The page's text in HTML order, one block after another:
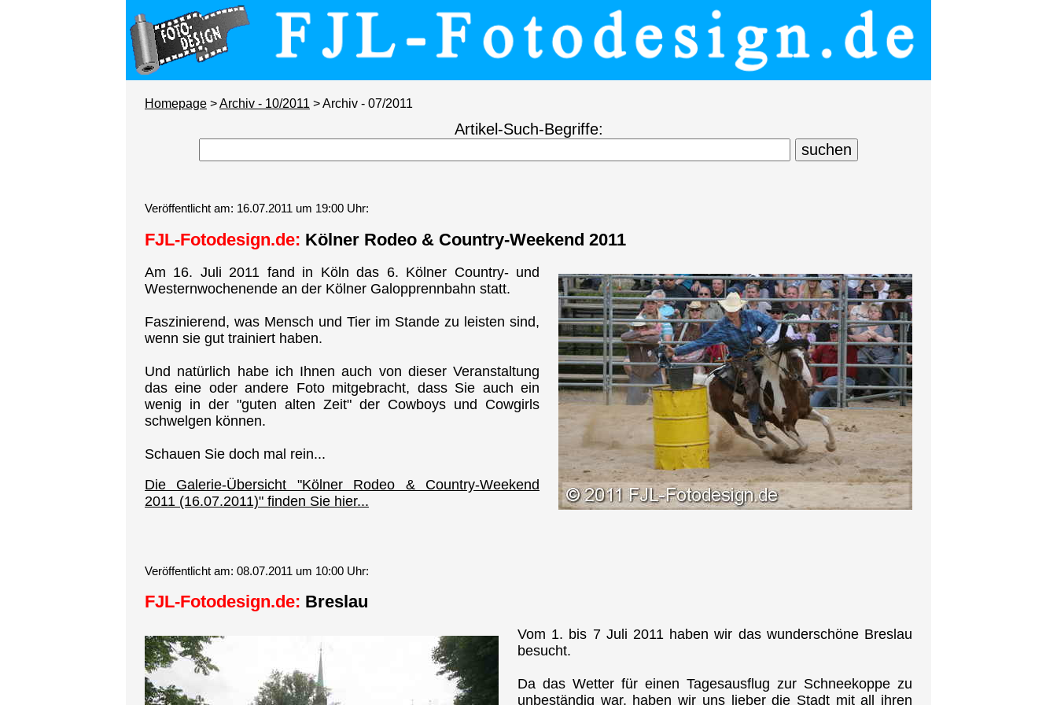
Homepage >Archiv - 10/2011 > Archiv - 07/2011
Artikel-Such-Begriffe:
Veröffentlicht am: 16.07.2011 um 19:00 Uhr:
FJL-Fotodesign.de: Kölner Rodeo & Country-Weekend 2011
Am 16. Juli 2011 fand in Köln das 6. Kölner Country- und
Westernwochenende an der Kölner Galopprennbahn statt.
Faszinierend, was Mensch und Tier im Stande zu leisten sind,
wenn sie gut trainiert haben.
Und natürlich habe ich Ihnen auch von dieser Veranstaltung
das eine oder andere Foto mitgebracht, dass Sie auch ein
wenig in der "guten alten Zeit" der Cowboys und Cowgirls
schwelgen können.
Schauen Sie doch mal rein...
Die Galerie-Übersicht "Kölner Rodeo & Country-Weekend
2011 (16.07.2011)" finden Sie hier...
Veröffentlicht am: 08.07.2011 um 10:00 Uhr:
FJL-Fotodesign.de: Breslau
Vom 1. bis 7 Juli 2011 haben wir das wunderschöne Breslau
besucht.
Da das Wetter für einen Tagesausflug zur Schneekoppe zu
unbeständig war, haben wir uns lieber die Stadt mit all ihren